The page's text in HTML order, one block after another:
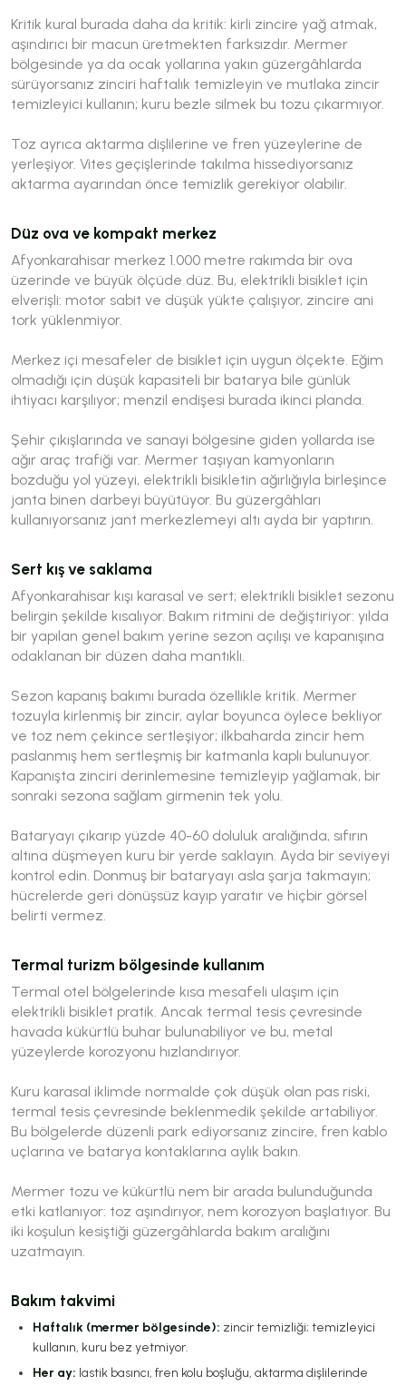
Kritik kural burada daha da kritik: kirli zincire yağ atmak,
aşındırıcı bir macun üretmekten farksızdır. Mermer
bölgesinde ya da ocak yollarına yakın güzergâhlarda
sürüyorsanız zinciri haftalık temizleyin ve mutlaka zincir
temizleyici kullanın; kuru bezle silmek bu tozu çıkarmıyor.
Toz ayrıca aktarma dişlilerine ve fren yüzeylerine de
yerleşiyor. Vites geçişlerinde takılma hissediyorsanız
aktarma ayarından önce temizlik gerekiyor olabilir.
Düz ova ve kompakt merkez
Afyonkarahisar merkez 1.000 metre rakımda bir ova
üzerinde ve büyük ölçüde düz. Bu, elektrikli bisiklet için
elverişli: motor sabit ve düşük yükte çalışıyor, zincire ani
tork yüklenmiyor.
Merkez içi mesafeler de bisiklet için uygun ölçekte. Eğim
olmadığı için düşük kapasiteli bir batarya bile günlük
ihtiyacı karşılıyor; menzil endişesi burada ikinci planda.
Şehir çıkışlarında ve sanayi bölgesine giden yollarda ise
ağır araç trafiği var. Mermer taşıyan kamyonların
bozduğu yol yüzeyi, elektrikli bisikletin ağırlığıyla birleşince
janta binen darbeyi büyütüyor. Bu güzergâhları
kullanıyorsanız jant merkezlemeyi altı ayda bir yaptırın.
Sert kış ve saklama
Afyonkarahisar kışı karasal ve sert; elektrikli bisiklet sezonu
belirgin şekilde kısalıyor. Bakım ritmini de değiştiriyor: yılda
bir yapılan genel bakım yerine sezon açılışı ve kapanışına
odaklanan bir düzen daha mantıklı.
Sezon kapanış bakımı burada özellikle kritik. Mermer
tozuyla kirlenmiş bir zincir, aylar boyunca öylece bekliyor
ve toz nem çekince sertleşiyor; ilkbaharda zincir hem
paslanmış hem sertleşmiş bir katmanla kaplı bulunuyor.
Kapanışta zinciri derinlemesine temizleyip yağlamak, bir
sonraki sezona sağlam girmenin tek yolu.
Bataryayı çıkarıp yüzde 40-60 doluluk aralığında, sıfırın
altına düşmeyen kuru bir yerde saklayın. Ayda bir seviyeyi
kontrol edin. Donmuş bir bataryayı asla şarja takmayın;
hücrelerde geri dönüşsüz kayıp yaratır ve hiçbir görsel
belirti vermez.
Termal turizm bölgesinde kullanım
Termal otel bölgelerinde kısa mesafeli ulaşım için
elektrikli bisiklet pratik. Ancak termal tesis çevresinde
havada kükürtlü buhar bulunabiliyor ve bu, metal
yüzeylerde korozyonu hızlandırıyor.
Kuru karasal iklimde normalde çok düşük olan pas riski,
termal tesis çevresinde beklenmedik şekilde artabiliyor.
Bu bölgelerde düzenli park ediyorsanız zincire, fren kablo
uçlarına ve batarya kontaklarına aylık bakın.
Mermer tozu ve kükürtlü nem bir arada bulunduğunda
etki katlanıyor: toz aşındırıyor, nem korozyon başlatıyor. Bu
iki koşulun kesiştiği güzergâhlarda bakım aralığını
uzatmayın.
Bakım takvimi
Haftalık (mermer bölgesinde): zincir temizliği; temizleyici
kullanın, kuru bez yetmiyor.
Her ay: lastik basıncı, fren kolu boşluğu, aktarma dişlilerinde